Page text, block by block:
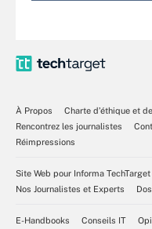
À Propos
Charte d’éthique et
Rencontrez les journalistes
Réimpressions
Site Web pour Informa TechTarget
Nos Journalistes et Experts
E-Handbooks Conseils IT